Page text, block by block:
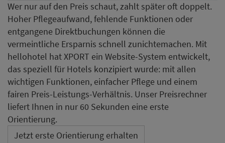
Wer nur auf den Preis schaut, zahlt später oft doppelt.
Hoher Pflegeaufwand, fehlende Funktionen oder
entgangene Direktbuchungen können die
vermeintliche Ersparnis schnell zunichtemachen. Mit
hellohotel hat XPORT ein Website-System entwickelt,
das speziell für Hotels konzipiert wurde: mit allen
wichtigen Funktionen, einfacher Pflege und einem
fairen Preis-Leistungs-Verhältnis. Unser Preisrechner
liefert Ihnen in nur 60 Sekunden eine erste
Orientierung.
Jetzt erste Orientierung erhalten